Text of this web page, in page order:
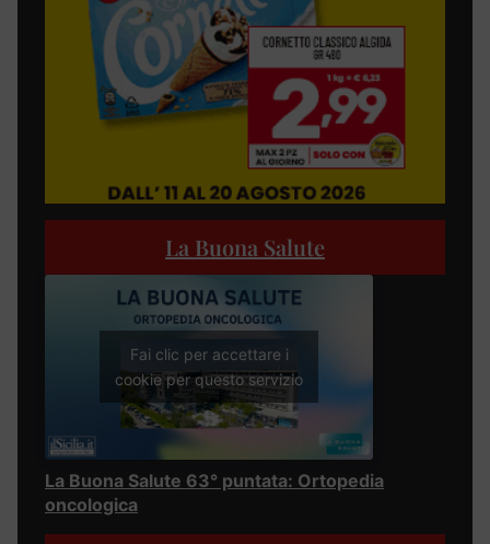
La Buona Salute
Fai clic per accettare i
cookie per questo servizio
La Buona Salute 63° puntata: Ortopedia
oncologica